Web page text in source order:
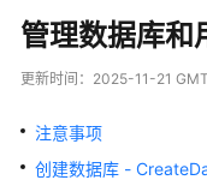
产
介
绍
管理数据库和
更新时间： 2025-11-21
注意事项
创建数据库 -